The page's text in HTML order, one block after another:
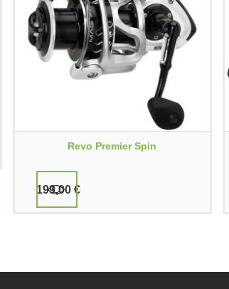
Revo Premier Spin
199,00 €